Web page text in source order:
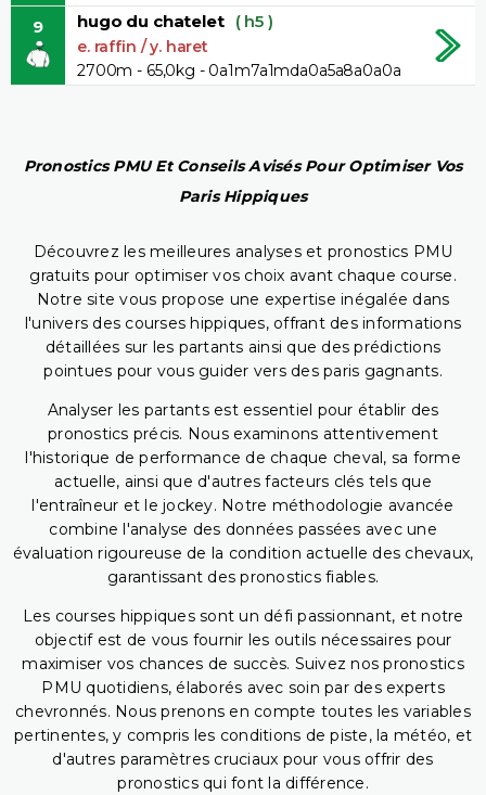
9 hugo du chatelet ( h5 )
e. raffin / y. haret
2700m - 65,0kg - 0a1m7a1mda0a5a8a0a0a
Pronostics PMU Et Conseils Avisés Pour Optimiser Vos
Paris Hippiques
Découvrez les meilleures analyses et pronostics PMU
gratuits pour optimiser vos choix avant chaque course.
Notre site vous propose une expertise inégalée dans
l'univers des courses hippiques, offrant des informations
détaillées sur les partants ainsi que des prédictions
pointues pour vous guider vers des paris gagnants.
Analyser les partants est essentiel pour établir des
pronostics précis. Nous examinons attentivement
l'historique de performance de chaque cheval, sa forme
actuelle, ainsi que d'autres facteurs clés tels que
l'entraîneur et le jockey. Notre méthodologie avancée
combine l'analyse des données passées avec une
évaluation rigoureuse de la condition actuelle des chevaux,
garantissant des pronostics fiables.
Les courses hippiques sont un défi passionnant, et notre
objectif est de vous fournir les outils nécessaires pour
maximiser vos chances de succès. Suivez nos pronostics
PMU quotidiens, élaborés avec soin par des experts
chevronnés. Nous prenons en compte toutes les variables
pertinentes, y compris les conditions de piste, la météo, et
d'autres paramètres cruciaux pour vous offrir des
pronostics qui font la différence.